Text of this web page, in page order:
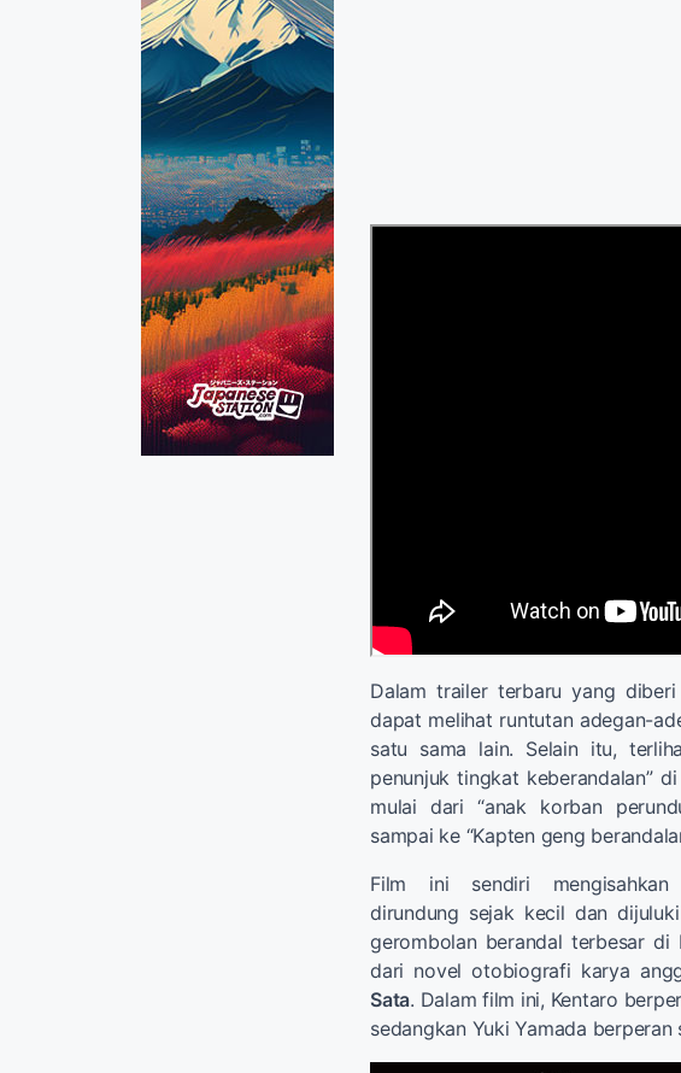
Dalam trailer terbaru yang diberi
dapat melihat runtutan adegan-
satu sama lain. Selain itu,
penunjuk tingkat keberandalan”
mulai dari “anak korban
sampai ke “Kapten geng
Film ini sendiri
dirundung sejak kecil dan
gerombolan berandal terbesar di
dari novel otobiografi karya
Sata. Dalam film ini, Kentaro
sedangkan Yuki Yamada berperan